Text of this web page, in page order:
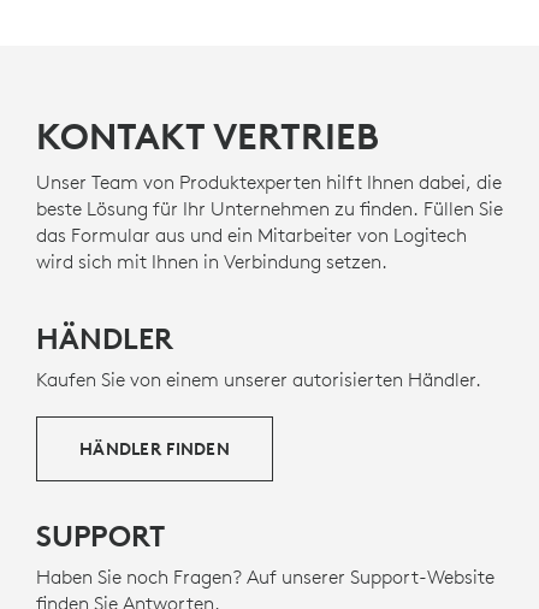
Kunststoff6Kunststoffanteil von Zone Wired 2
um Kunststoffen aus alten
Unterhaltungselektronikgeräten ein zweites Leben zu
geben und unseren CO2-Fußabdruck zu verringern.
INFOS ZU RECYCELTEM KUNSTSTOFF
KONTAKT VERTRIEB
Unser Team von Produktexperten hilft Ihnen dabei, die
beste Lösung für Ihr Unternehmen zu finden. Füllen Sie
das Formular aus und ein Mitarbeiter von Logitech
wird sich mit Ihnen in Verbindung setzen.
HÄNDLER
Kaufen Sie von einem unserer autorisierten Händler.
HÄNDLER FINDEN
SUPPORT
Haben Sie noch Fragen? Auf unserer Support-Website
finden Sie Antworten.